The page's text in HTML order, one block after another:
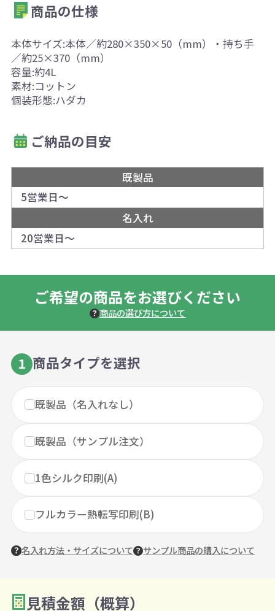
商品の仕様
本体サイズ:本体／約280×350×50（mm）・持ち手
／約25×370（mm）
容量:約4L
素材:コットン
個装形態:ハダカ
ご納品の目安
既製品
5営業日～
名入れ
20営業日～
ご希望の商品をお選びください
商品の選び方について
1 商品タイプを選択
既製品（名入れなし）
既製品（サンプル注文）
1色シルク印刷(A)
フルカラー熱転写印刷(B)
名入れ方法・サイズについて サンプル商品の購入について
見積金額（概算）